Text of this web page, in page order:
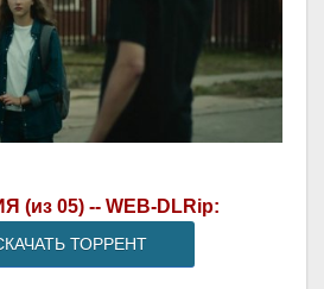
(из 05) -- WEB-DLRip:
ТОРРЕНТ